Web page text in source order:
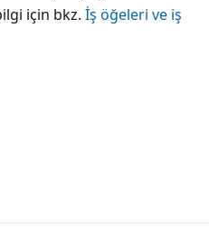
için bkz. İş öğeleri ve iş